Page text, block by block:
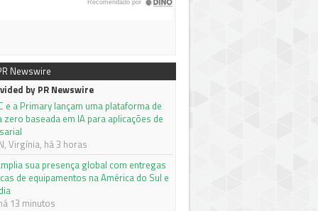
Newswire
by PR Newswire
e a Primary lançam uma plataforma de
zero baseada em IA para aplicações de
Virgínia, há 3 horas
sua presença global com entregas
de equipamentos na América do Sul e
13 minutos